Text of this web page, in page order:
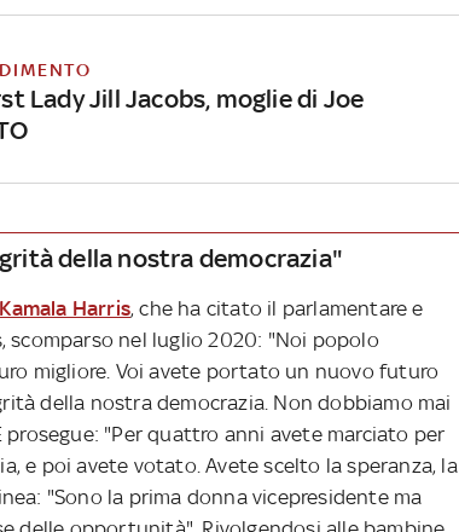
Lady Jill Jacobs, moglie di Joe
della nostra democrazia"
Kamala Harris, che ha citato il parlamentare e
nel luglio 2020: "Noi popolo
migliore. Voi avete portato un nuovo futuro
della nostra democrazia. Non dobbiamo mai
"Per quattro anni avete marciato per
e poi avete votato. Avete scelto la speranza, la
"Sono la prima donna vicepresidente ma